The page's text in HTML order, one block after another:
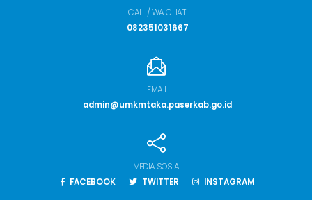
CALL / WA CHAT
082351031667
EMAIL
admin@umkmtaka.paserkab.go.id
MEDIA SOSIAL
FACEBOOK
TWITTER INSTAGRAM